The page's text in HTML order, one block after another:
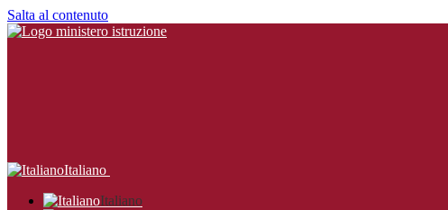
Salta al contenuto
Italiano
Italiano